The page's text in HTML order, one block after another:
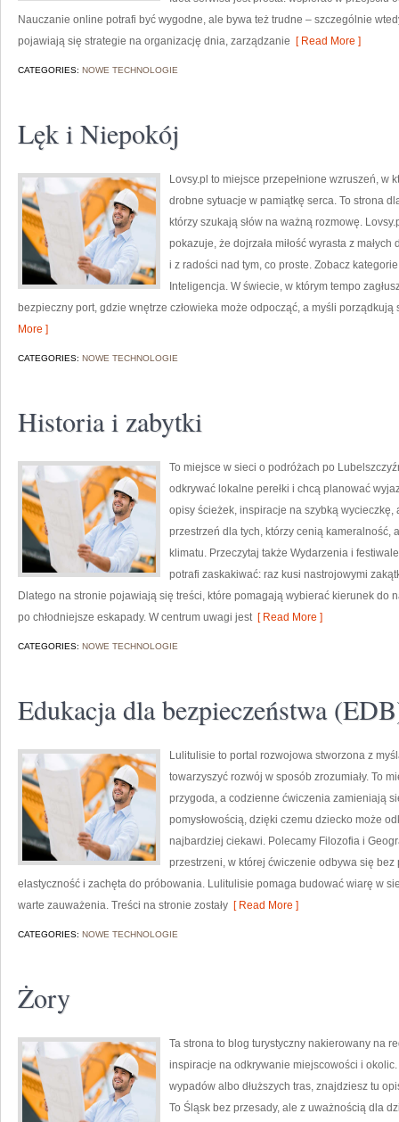
Nauczanie online potrafi być wygodne, ale bywa też trudne – szczególnie
pojawiają się strategie na organizację dnia, zarządzanie [ Read More ]
CATEGORIES: NOWE TECHNOLOGIE
Lęk i Niepokój
Lovsy.pl to miejsce przepełnione wzruszeń, w
drobne sytuacje w pamiątkę serca. To strona
którzy szukają słów na ważną rozmowę.
pokazuje, że dojrzała miłość wyrasta z
i z radości nad tym, co proste. Zobacz
Inteligencja. W świecie, w którym tempo
bezpieczny port, gdzie wnętrze człowieka może odpocząć, a myśli porządkują
More ]
CATEGORIES: NOWE TECHNOLOGIE
Historia i zabytki
To miejsce w sieci o podróżach po
odkrywać lokalne perełki i chcą planować
opisy ścieżek, inspiracje na szybką wycieczkę,
przestrzeń dla tych, którzy cenią kameralność,
klimatu. Przeczytaj także Wydarzenia i
potrafi zaskakiwać: raz kusi nastrojowymi
Dlatego na stronie pojawiają się treści, które pomagają wybierać kierunek do
po chłodniejsze eskapady. W centrum uwagi jest[ Read More ]
CATEGORIES: NOWE TECHNOLOGIE
Edukacja dla bezpieczeństwa
Lulitulisie to portal rozwojowa stworzona z
towarzyszyć rozwój w sposób zrozumiały. To
przygoda, a codzienne ćwiczenia zamieniają
pomysłowością, dzięki czemu dziecko może
najbardziej ciekawi. Polecamy Filozofia i
przestrzeni, w której ćwiczenie odbywa się
elastyczność i zachęta do próbowania. Lulitulisie pomaga budować wiarę w
warte zauważenia. Treści na stronie zostały [ Read More ]
CATEGORIES: NOWE TECHNOLOGIE
Żory
Ta strona to blog turystyczny nakierowany na
inspiracje na odkrywanie miejscowości i
wypadów albo dłuższych tras, znajdziesz tu
To Śląsk bez przesady, ale z uważnością dla